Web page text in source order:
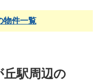
物件一覧
丘駅周辺の